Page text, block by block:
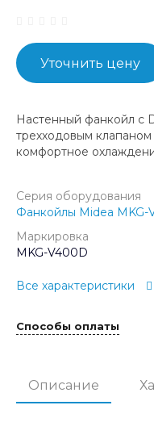
Уточнить цену
Настенный фанкойл с
трехходовым
комфортное
Серия оборудования
Фанкойлы Midea MKG-
Маркировка
MKG-V400D
Все характеристики
Способы оплаты
Описание